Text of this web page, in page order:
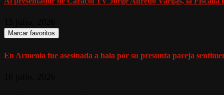
Marcar favoritos
En Armenia fue asesinada a bala por su presunta pareja